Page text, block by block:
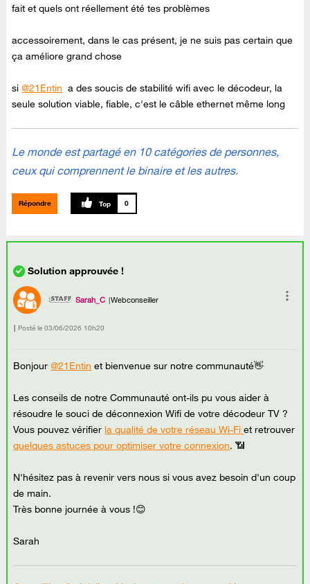
fait et quels ont réellement été tes problèmes
accessoirement, dans le cas présent, je ne suis pas certain que
ça améliore grand chose
si@21Entin a des soucis de stabilité wifi avec le décodeur, la
seule solution viable, fiable, c'est le câble ethernet même long
Le monde est partagé en 10 catégories de personnes,
ceux qui comprennent le binaire et les autres.
Répondre 0
Sarah_C Webconseiller
Posté le ‎03/06/2026 10h20
Bonjour@21Entin et bienvenue sur notre communauté👋
Les conseils de notre Communauté ont-ils pu vous aider à
résoudre le souci de déconnexion Wifi de votre décodeur TV ?
Vous pouvez vérifier la qualité de votre réseau Wi-Fiet retrouver
quelques astuces pour optimiser votre connexion. 📶
N'hésitez pas à revenir vers nous si vous avez besoin d'un coup
de main.
Très bonne journée à vous !😊
Sarah